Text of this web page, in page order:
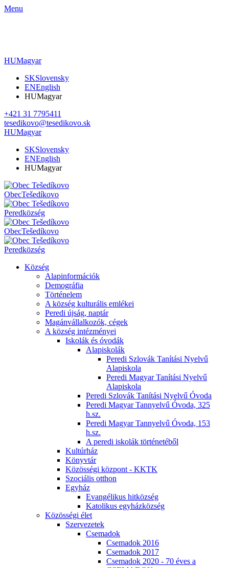
Menu
HUMagyar
SKSlovensky
ENEnglish
HUMagyar
+421 31 7795411
tesedikovo@tesedikovo.sk
HUMagyar
SKSlovensky
ENEnglish
HUMagyar
ObecTešedíkovo
Peredközség
ObecTešedíkovo
Peredközség
Község
Alapinformációk
Demográfia
Történelem
A község kulturális emlékei
Peredi újság, naptár
Magánvállalkozók, cégek
A község intézményei
Iskolák és óvodák
Alapiskolák
Peredi Szlovák Tanítási Nyelvű
Alapiskola
Peredi Magyar Tanítási Nyelvű
Alapiskola
Peredi Szlovák Tanítási Nyelvű Óvoda
Peredi Magyar Tannyelvű Óvoda, 325
h.sz.
Peredi Magyar Tannyelvű Óvoda, 153
h.sz.
A peredi iskolák történetéből
Kultúrház
Könyvtár
Közösségi központ - KKTK
Szociális otthon
Egyház
Evangélikus hitközség
Katolikus egyházközség
Közösségi élet
Szervezetek
Csemadok
Csemadok 2016
Csemadok 2017
Csemadok 2020 - 70 éves a